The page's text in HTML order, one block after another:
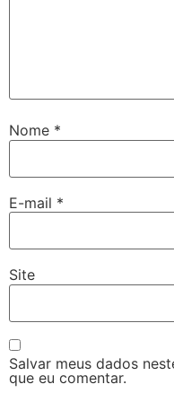
Nome *
E-mail *
Site
Salvar meus dados
que eu comentar.